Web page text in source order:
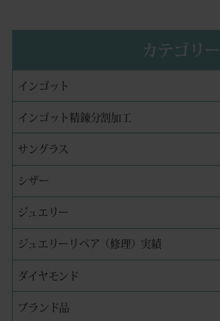
カテゴリー
インゴット
インゴット精錬分割加工
サングラス
シザー
ジュエリー
ジュエリーリペア（修理）実績
ダイヤモンド
ブランド品